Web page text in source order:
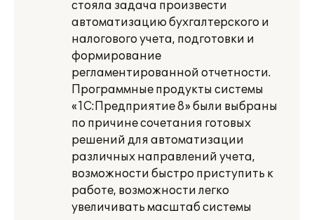
стояла задача произвести
автоматизацию бухгалтерского и
налогового учета, подготовки и
формирование
регламентированной отчетности.
Программные продукты системы
«1С:Предприятие 8» были выбраны
по причине сочетания готовых
решений для автоматизации
различных направлений учета,
возможности быстро приступить к
работе, возможности легко
увеличивать масштаб системы